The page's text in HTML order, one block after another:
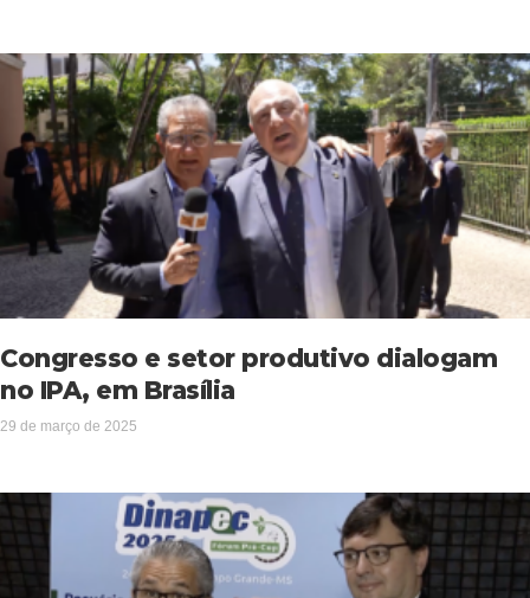
Congresso e setor produtivo dialogam
no IPA, em Brasília
29 de março de 2025